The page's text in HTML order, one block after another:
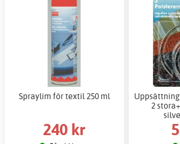
Spraylim för textil 250 ml
240 kr
2